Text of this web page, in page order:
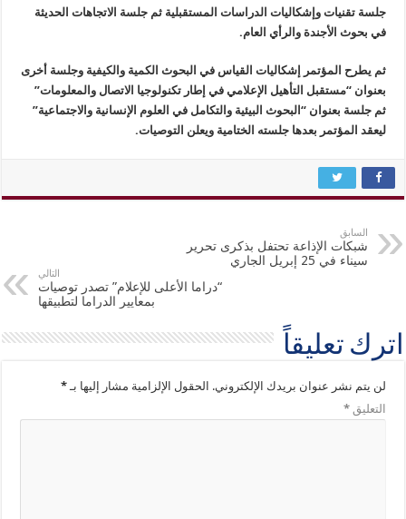
جلسة تقنيات وإشكاليات الدراسات المستقبلية ثم جلسة الاتجاهات الحديثة
في بحوث الأجندة والرأي العام.
ثم يطرح المؤتمر إشكاليات القياس في البحوث الكمية والكيفية وجلسة أخرى
بعنوان “مستقبل التأهيل الإعلامي في إطار تكنولوجيا الاتصال والمعلومات”
ثم جلسة بعنوان “البحوث البيئية والتكامل في العلوم الإنسانية والاجتماعية”
ليعقد المؤتمر بعدها جلسته الختامية ويعلن التوصيات.
السابق
شبكات الإذاعة تحتفل بذكرى تحرير
سيناء في 25 إبريل الجاري
التالي
“دراما الأعلى للإعلام” تصدر توصيات
بمعايير الدراما لتطبيقها
اترك تعليقاً
لن يتم نشر عنوان بريدك الإلكتروني. الحقول الإلزامية مشار إليها بـ*
التعليق*